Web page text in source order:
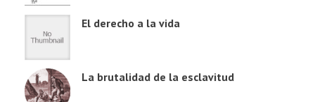
El derecho a la vida
La brutalidad de la esclavitud